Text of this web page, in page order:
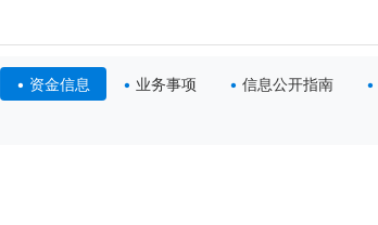
资金信息 业务事项 信息公开指南